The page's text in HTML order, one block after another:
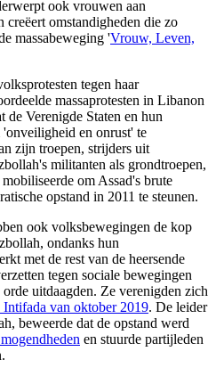
ook vrouwen aan
creëert omstandigheden die zo
massabeweging 'Vrouw, Leven,
tegen haar
massaprotesten in Libanon
de Verenigde Staten en hun
'onveiligheid en onrust' te
zijn troepen, strijders uit
militanten als grondtroepen,
om Assad's brute
opstand in 2011 te steunen.
ook volksbewegingen de kop
ondanks hun
met de rest van de heersende
tegen sociale bewegingen
uitdaagden. Ze verenigden zich
Intifada van oktober 2019. De leider
beweerde dat de opstand werd
en stuurde partijleden